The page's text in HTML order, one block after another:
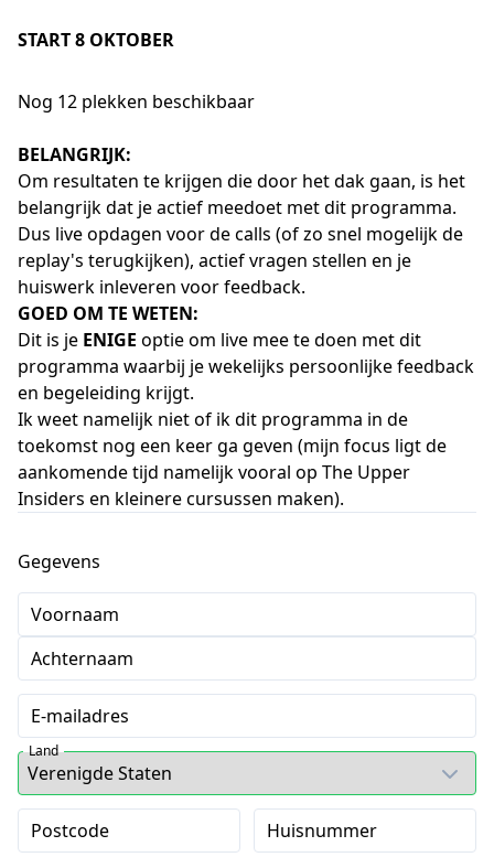
START 8 OKTOBER
Nog 12 plekken beschikbaar
BELANGRIJK:
Om resultaten te krijgen die door het dak gaan, is het
belangrijk dat je actief meedoet met dit programma.
Dus live opdagen voor de calls (of zo snel mogelijk de
replay's terugkijken), actief vragen stellen en je
huiswerk inleveren voor feedback.
GOED OM TE WETEN:
Dit is je ENIGE optie om live mee te doen met dit
programma waarbij je wekelijks persoonlijke feedback
en begeleiding krijgt.
Ik weet namelijk niet of ik dit programma in de
toekomst nog een keer ga geven (mijn focus ligt de
aankomende tijd namelijk vooral op The Upper
Insiders en kleinere cursussen maken).
Gegevens
Voornaam
Achternaam
E-mailadres
Land
Postcode Huisnummer